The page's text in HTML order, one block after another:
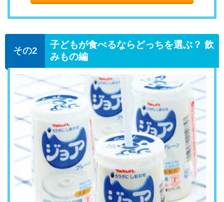
子どもが食べるならどっちを選ぶ？ 飲
みもの編